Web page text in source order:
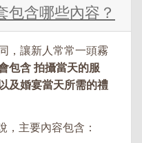
包含哪些內容？
，讓新人常常一頭霧
包含 拍攝當天的服
及婚宴當天所需的禮
，主要內容包含：